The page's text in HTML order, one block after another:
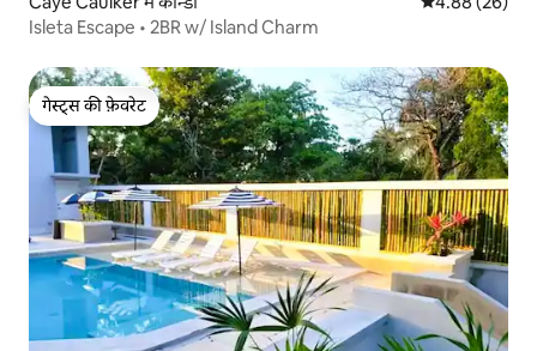
Isleta Escape • 2BR w/ Island Charm
गेस्ट्स की फ़ेवरेट
गेस्ट्स की फ़ेवरेट